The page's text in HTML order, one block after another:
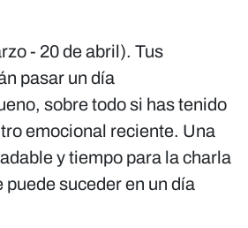
- 20 de abril). Tus
pasar un día
sobre todo si has tenido
emocional reciente. Una
y tiempo para la charla
puede suceder en un día